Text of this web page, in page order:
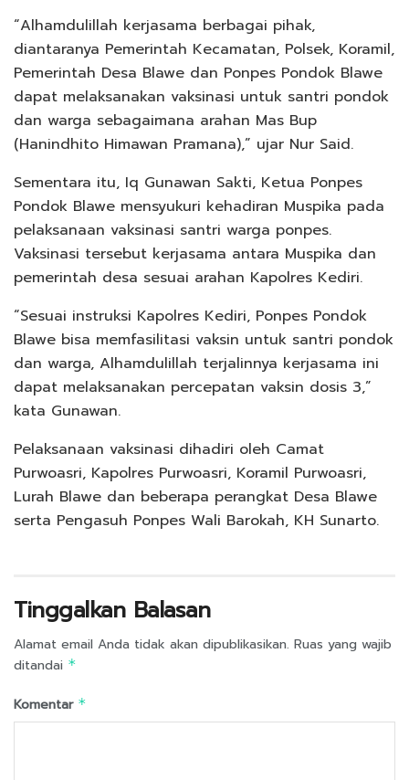
“Alhamdulillah kerjasama berbagai pihak,
diantaranya Pemerintah Kecamatan, Polsek, Koramil,
Pemerintah Desa Blawe dan Ponpes Pondok Blawe
dapat melaksanakan vaksinasi untuk santri pondok
dan warga sebagaimana arahan Mas Bup
(Hanindhito Himawan Pramana),” ujar Nur Said.
Sementara itu, Iq Gunawan Sakti, Ketua Ponpes
Pondok Blawe mensyukuri kehadiran Muspika pada
pelaksanaan vaksinasi santri warga ponpes.
Vaksinasi tersebut kerjasama antara Muspika dan
pemerintah desa sesuai arahan Kapolres Kediri.
“Sesuai instruksi Kapolres Kediri, Ponpes Pondok
Blawe bisa memfasilitasi vaksin untuk santri pondok
dan warga, Alhamdulillah terjalinnya kerjasama ini
dapat melaksanakan percepatan vaksin dosis 3,”
kata Gunawan.
Pelaksanaan vaksinasi dihadiri oleh Camat
Purwoasri, Kapolres Purwoasri, Koramil Purwoasri,
Lurah Blawe dan beberapa perangkat Desa Blawe
serta Pengasuh Ponpes Wali Barokah, KH Sunarto.
Tinggalkan Balasan
Alamat email Anda tidak akan dipublikasikan. Ruas yang wajib
ditandai *
Komentar *